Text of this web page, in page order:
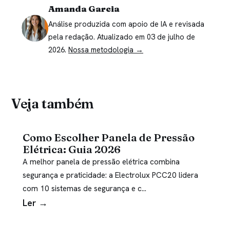
Amanda Garcia
Análise produzida com apoio de IA e revisada
pela redação. Atualizado em 03 de julho de
2026. Nossa metodologia →
Veja também
Como Escolher Panela de Pressão
Elétrica: Guia 2026
A melhor panela de pressão elétrica combina
segurança e praticidade: a Electrolux PCC20 lidera
com 10 sistemas de segurança e c…
Ler →